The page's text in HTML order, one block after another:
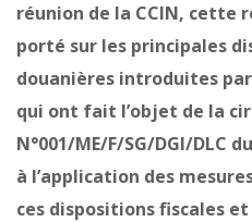
réunion de la CCIN, cette
porté sur les principales
douanières introduites
qui ont fait l’objet de la
N°001/ME/F/SG/DGI/DLC
à l’application des
ces dispositions fiscales